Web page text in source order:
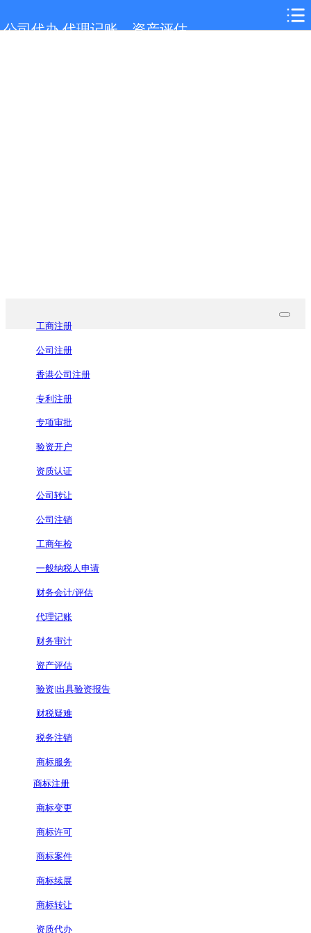
公司代办,代理记账，资产评估
网站首页
工商注册
公司注册
香港公司注册
专利注册
专项审批
验资开户
资质认证
公司转让
公司注销
工商年检
一般纳税人申请
财务会计/评估
代理记账
财务审计
资产评估
验资|出具验资报告
财税疑难
税务注销
商标服务
商标注册
商标变更
商标许可
商标案件
商标续展
商标转让
资质代办